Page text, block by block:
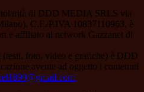
di DDD MEDIA SRLS via
C.F./P.IVA 10837110963, è
e affiliato al network Gazzanet di
foto, video e grafiche) è DDD
avente ad oggetto i contenuti